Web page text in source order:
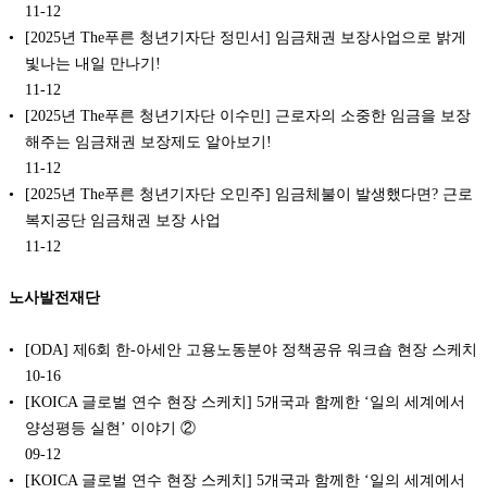
11-12
[2025년 The푸른 청년기자단 정민서] 임금채권 보장사업으로 밝게
빛나는 내일 만나기!
11-12
[2025년 The푸른 청년기자단 이수민] 근로자의 소중한 임금을 보장
해주는 임금채권 보장제도 알아보기!
11-12
[2025년 The푸른 청년기자단 오민주] 임금체불이 발생했다면? 근로
복지공단 임금채권 보장 사업
11-12
노사발전재단
[ODA] 제6회 한-아세안 고용노동분야 정책공유 워크숍 현장 스케치
10-16
[KOICA 글로벌 연수 현장 스케치] 5개국과 함께한 ‘일의 세계에서
양성평등 실현’ 이야기 ②
09-12
[KOICA 글로벌 연수 현장 스케치] 5개국과 함께한 ‘일의 세계에서